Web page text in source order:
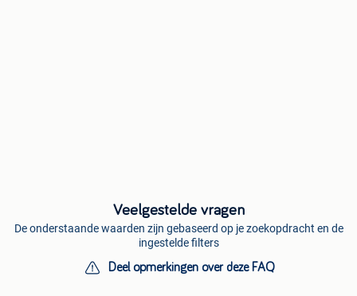
Veelgestelde vragen
De onderstaande waarden zijn gebaseerd op je zoekopdracht en de
ingestelde filters
Deel opmerkingen over deze FAQ